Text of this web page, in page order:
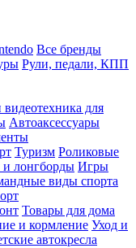
Все бренды
Рули, педали, КПП
для
Автоаксессуары
Туризм Роликовые
лонгборды Игры
виды спорта
Товары для дома
и кормление Уход и
автокресла